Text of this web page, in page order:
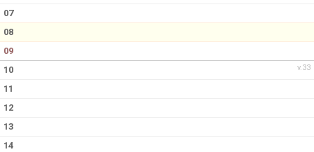
07
08
09
v.33
10
11
12
13
14